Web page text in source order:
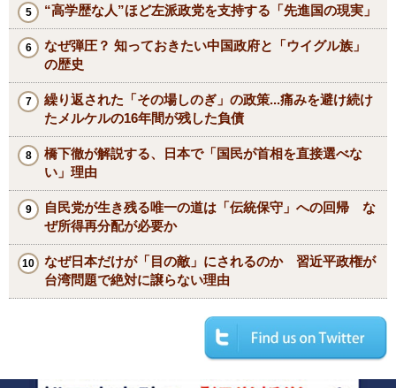
“高学歴な人”ほど左派政党を支持する「先進国の現実」
なぜ弾圧？ 知っておきたい中国政府と「ウイグル族」
の歴史
繰り返された「その場しのぎ」の政策...痛みを避け続け
たメルケルの16年間が残した負債
橋下徹が解説する、日本で「国民が首相を直接選べな
い」理由
自民党が生き残る唯一の道は「伝統保守」への回帰 な
ぜ所得再分配が必要か
なぜ日本だけが「目の敵」にされるのか 習近平政権が
台湾問題で絶対に譲らない理由